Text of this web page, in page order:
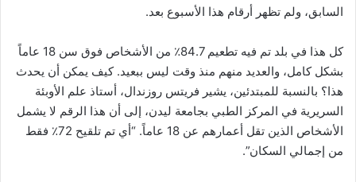
السابق، ولم تظهر أرقام هذا الأسبوع بعد.
كل هذا في بلد تم فيه تطعيم 84.7٪ من الأشخاص فوق سن 18 عاماً
بشكل كامل، والعديد منهم منذ وقت ليس ببعيد. كيف يمكن أن يحدث
هذا؟ بالنسبة للمبتدئين، يشير فريتس روزندال، أستاذ علم الأوبئة
السريرية في المركز الطبي بجامعة ليدن، إلى أن هذا الرقم لا يشمل
الأشخاص الذين تقل أعمارهم عن 18 عاماً. “أي تم تلقيح 72٪ فقط
من إجمالي السكان”.